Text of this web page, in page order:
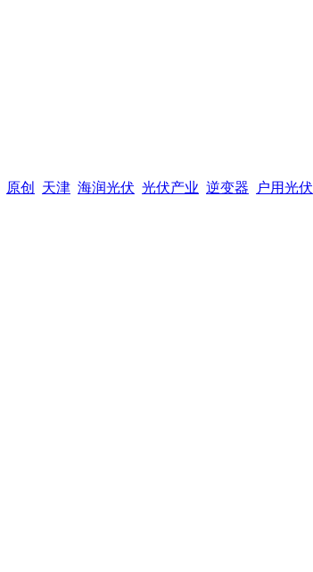
原创 天津 海润光伏 光伏产业 逆变器 户用光伏